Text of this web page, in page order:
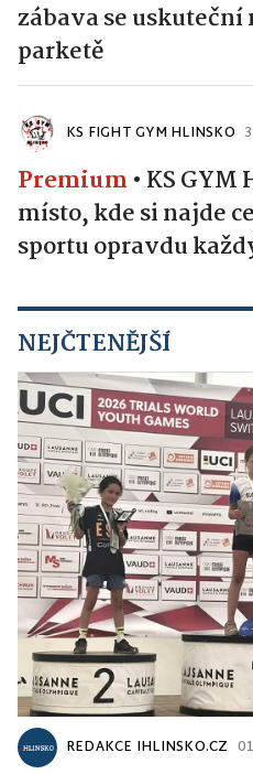
zábava se
parketě
KS FIGHT GYM HLINSKO
Premium • KS GYM
místo, kde si najde
sportu opravdu
NEJČTENĚJŠÍ
REDAKCE IHLINSKO.CZ